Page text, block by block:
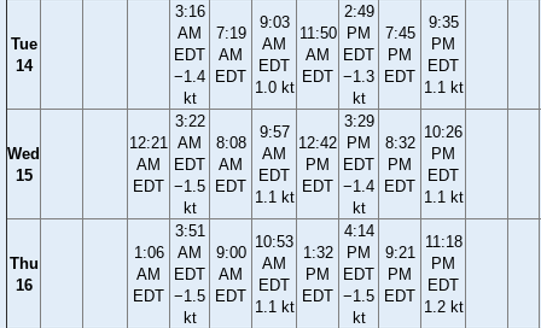
Tue
14
3:16
AM
EDT
−1.4
kt
7:19
AM
EDT
9:03
AM
EDT
1.0 kt
11:50
AM
EDT
2:49
PM
EDT
−1.3
kt
7:45
PM
EDT
9:35
PM
EDT
1.1 kt
Wed
15
12:21
AM
EDT
3:22
AM
EDT
−1.5
kt
8:08
AM
EDT
9:57
AM
EDT
1.1 kt
12:42
PM
EDT
3:29
PM
EDT
−1.4
kt
8:32
PM
EDT
10:26
PM
EDT
1.1 kt
Thu
16
1:06
AM
EDT
3:51
AM
EDT
−1.5
kt
9:00
AM
EDT
10:53
AM
EDT
1.1 kt
1:32
PM
EDT
4:14
PM
EDT
−1.5
kt
9:21
PM
EDT
11:18
PM
EDT
1.2 kt